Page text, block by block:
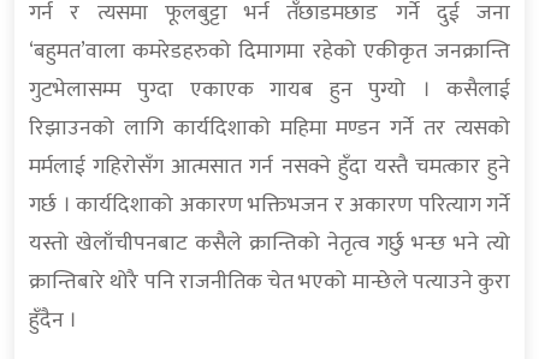
गर्न र त्यसमा फूलबुट्टा भर्न तँछाडमछाड गर्ने दुई जना
‘बहुमत’वाला कमरेडहरुको दिमागमा रहेको एकीकृत जनक्रान्ति
गुटभेलासम्म पुग्दा एकाएक गायब हुन पुग्यो । कसैलाई
रिझाउनको लागि कार्यदिशाको महिमा मण्डन गर्ने तर त्यसको
मर्मलाई गहिरोसँग आत्मसात गर्न नसक्ने हुँदा यस्तै चमत्कार हुने
गर्छ । कार्यदिशाको अकारण भक्तिभजन र अकारण परित्याग गर्ने
यस्तो खेलाँचीपनबाट कसैले क्रान्तिको नेतृत्व गर्छु भन्छ भने त्यो
क्रान्तिबारे थोरै पनि राजनीतिक चेत भएको मान्छेले पत्याउने कुरा
हुँदैन ।